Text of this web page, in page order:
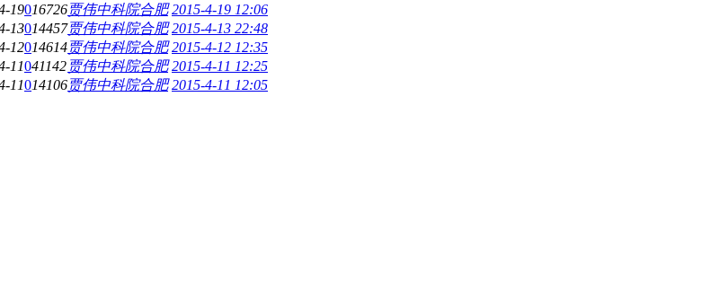
19016726贾伟中科院合肥 2015-4-19 12:06
13014457贾伟中科院合肥 2015-4-13 22:48
12014614贾伟中科院合肥 2015-4-12 12:35
11041142 贾伟中科院合肥 2015-4-11 12:25
11014106贾伟中科院合肥 2015-4-11 12:05